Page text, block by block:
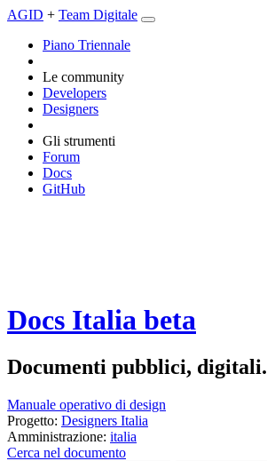
AGID + Team Digitale
Piano Triennale
Le community
Developers
Designers
Gli strumenti
Forum
Docs
GitHub
Docs Italia beta
Documenti pubblici, digitali.
Manuale operativo di design
Progetto: Designers Italia
Amministrazione: italia
Cerca nel documento